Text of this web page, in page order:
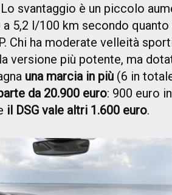
svantaggio è un piccolo
a 5,2 l/100 km secondo
Chi ha moderate velleità
versione più potente, ma
una marcia in più (6 in
da 20.900 euro: 900 euro
il DSG vale altri 1.600 euro.